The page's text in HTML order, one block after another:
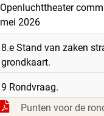
Openluchttheater
mei 2026
8.e Stand van zaken
grondkaart.
9 Rondvraag.
Punten voor de